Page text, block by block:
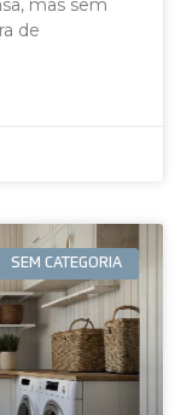
de
SEM CATEGORIA